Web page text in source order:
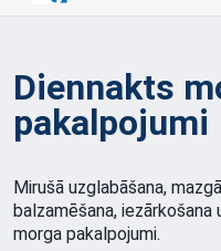
Diennakts
pakalpojumi
Mirušā uzglabāšana,
balzamēšana,
morga pakalpojumi.